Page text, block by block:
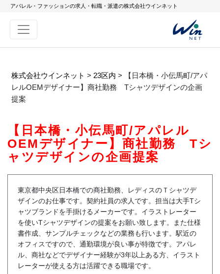
アパレル・ファッションの求人・転職・派遣の株式会社ウインネット
株式会社ウインネット > 23区内 >
【日本橋・小伝馬町/アパ
レルOEMデザイナー】商社勤務 Tシャツデザインの企画
提案
【日本橋・小伝馬町/アパレル
OEMデザイナー】商社勤務 Tシ
ャツデザインの企画提案
東京都中央区日本橋での商社勤務、レディスのＴシャツデ
ザインのお仕事です。契約社員の求人です。担当は大手Tシ
ャツブランドを手掛けるメーカーです。イラストレーター
を使いTシャツデザインの提案をお願い致します。また仕様
書作成、サンプルチェックなどの業務も行います。駅近の
オフィスですので、通勤環境が良い事が特徴です。アパレ
ル、商社などでデザイナー経験が3年以上ある方、イラスト
レーターが使える方は活躍できる職場です。